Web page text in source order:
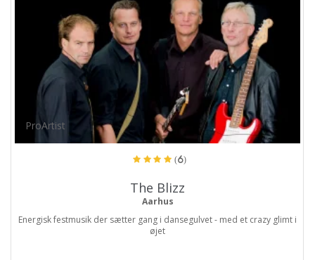
ProArtist
(6)
The Blizz
Aarhus
Energisk festmusik der sætter gang i dansegulvet - med et crazy glimt i
øjet